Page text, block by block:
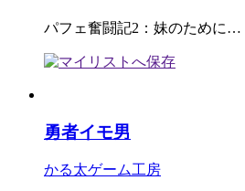
パフェ奮闘記2：妹のために…
勇者イモ男
かる太ゲーム工房